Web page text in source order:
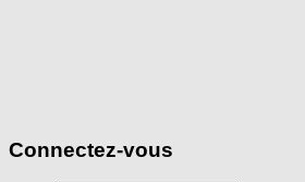
Connectez-vous